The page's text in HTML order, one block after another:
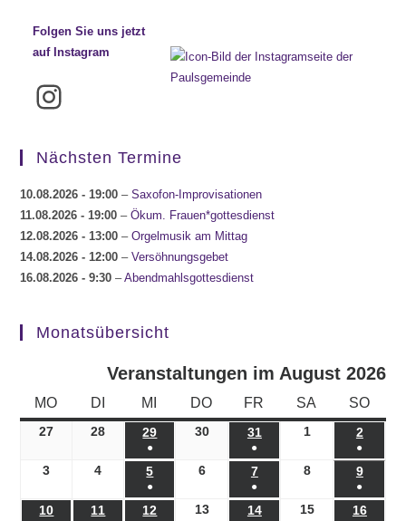
Folgen Sie uns jetzt
auf Instagram
Instagram
Nächsten Termine
10.08.2026 - 19:00 –Saxofon-Improvisationen
11.08.2026 - 19:00 –Ökum. Frauen*gottesdienst
12.08.2026 - 13:00 –Orgelmusik am Mittag
14.08.2026 - 12:00 –Versöhnungsgebet
16.08.2026 - 9:30 –Abendmahlsgottesdienst
Monatsübersicht
Veranstaltungen im August 2026
MO MONTAG
DI DIENSTAG
MI MITTWOCH
DO DONNERSTAG
FR FREITAG
SA SAMSTAG
SO
27 27.07.2026
28 28.07.2026
29 29.07.2026
●
(1
Veranstaltung)
3030.07.2026
3131.07.2026
●
(1
Veranstaltung)
101.08.2026
2
●
(1
3 03.08.2026
4 04.08.2026
5 05.08.2026
●
(1
606.08.2026
707.08.2026
●
(1
808.08.2026
9
●
(1
10 10.08.2026
11 11.08.2026
12 12.08.2026
1313.08.2026
1414.08.2026
1515.08.2026
16